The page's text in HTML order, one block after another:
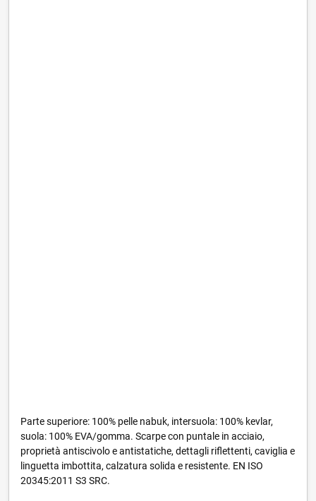
Parte superiore: 100% pelle nabuk, intersuola: 100% kevlar,
suola: 100% EVA/gomma. Scarpe con puntale in acciaio,
proprietà antiscivolo e antistatiche, dettagli riflettenti, caviglia e
linguetta imbottita, calzatura solida e resistente. EN ISO
20345:2011 S3 SRC.